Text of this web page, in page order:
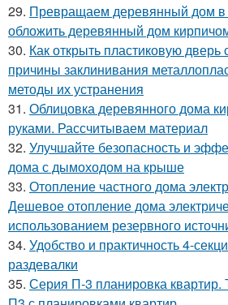
29. Превращаем деревянный дом в
обложить деревянный дом
30. Как открыть пластиковую
причины заклинивания
методы их устранения
31. Облицовка деревянного дома
руками. Рассчитываем материал
32. Улучшайте безопасность и
дома с дымоходом на крыше
33. Отопление частного дома
Дешевое отопление дома
использованием резервного
34. Удобство и практичность 4-
раздевалки
35. Серия П-3 планировка